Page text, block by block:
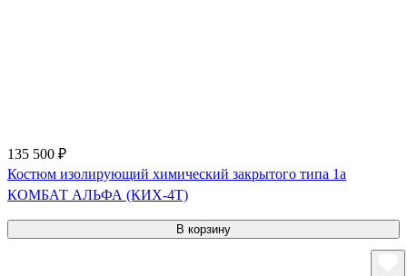
135 500 ₽
Костюм изолирующий химический закрытого типа 1a
КОМБАТ АЛЬФА (КИХ-4Т)
В корзину